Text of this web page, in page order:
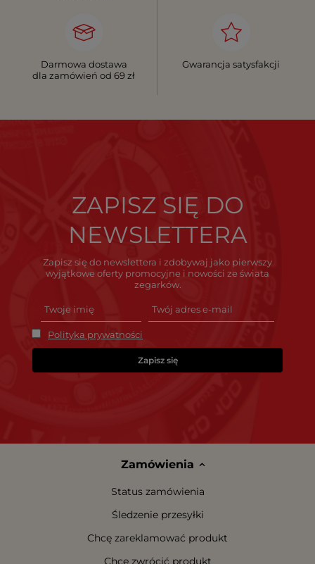
Darmowa dostawa
dla zamówień od 69 zł
Gwarancja satysfakcji
ZAPISZ SIĘ DO
NEWSLETTERA
Zapisz się do newslettera i zdobywaj jako pierwszy
wyjątkowe oferty promocyjne i nowości ze świata
zegarków.
Polityka prywatności
Zapisz się
Zamówienia
Status zamówienia
Śledzenie przesyłki
Chcę zareklamować produkt
Chcę zwrócić produkt